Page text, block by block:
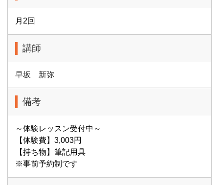
月2回
講師
早坂 新弥
備考
～体験レッスン受付中～
【体験費】3,003円
【持ち物】筆記用具
※事前予約制です